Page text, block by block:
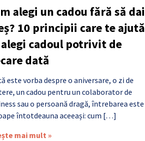
alegi un cadou fără să dai
10 principii care te ajută
cadoul potrivit de
dată
este vorba despre o aniversare, o zi de
un cadou pentru un colaborator de
sau o persoană dragă, întrebarea este
întotdeauna aceeași: cum […]
mai mult »